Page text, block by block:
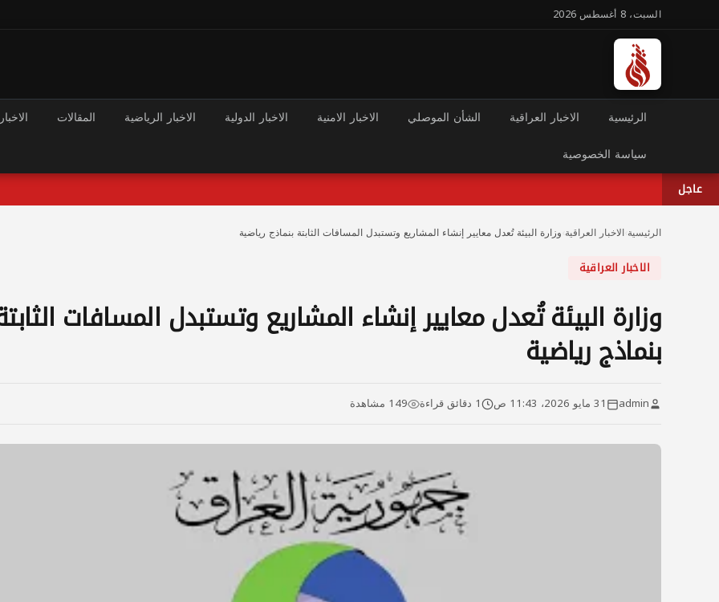
السبت، 8 أغسطس 2026
الرئيسية الاخبار العراقية الشأن الموصلي الاخبار الامنية الاخبار الدولية الاخبار الرياضية المقالات
سياسة الخصوصية
عاجل
الرئيسية الاخبار العراقية وزارة البيئة تُعدل معايير إنشاء المشاريع وتستبدل المسافات الثابتة بنماذج رياضية
الاخبار العراقية
وزارة البيئة تُعدل معايير إنشاء المشاريع وتستبدل المسافات
بنماذج رياضية
admin 31 مايو 2026، 11:43 ص 1 دقائق قراءة 149 مشاهدة